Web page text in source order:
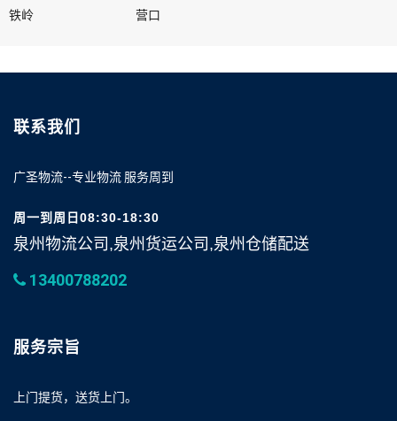
铁岭
营口
联系我们
广圣物流--专业物流 服务周到
周一到周日08:30-18:30
泉州物流公司,泉州货运公司,泉州仓储配送
13400788202
服务宗旨
上门提货，送货上门。